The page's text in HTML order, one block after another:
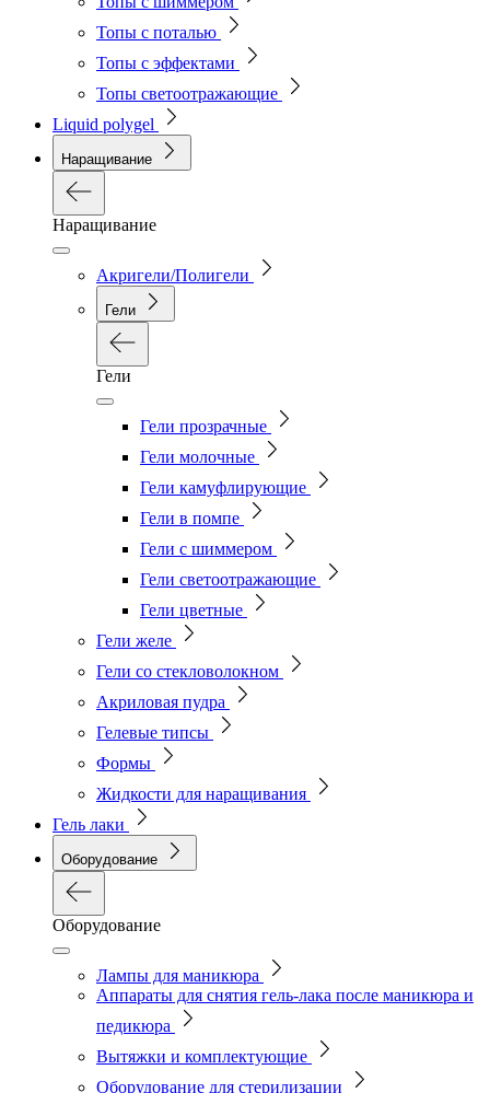
Топы с поталью
Топы с эффектами
Топы светоотражающие
Liquid polygel
Наращивание
Наращивание
Акригели/Полигели
Гели
Гели
Гели прозрачные
Гели молочные
Гели камуфлирующие
Гели в помпе
Гели с шиммером
Гели светоотражающие
Гели цветные
Гели желе
Гели со стекловолокном
Акриловая пудра
Гелевые типсы
Формы
Жидкости для наращивания
Гель лаки
Оборудование
Оборудование
Лампы для маникюра
Аппараты для снятия гель-лака после маникюра и
педикюра
Вытяжки и комплектующие
Оборудование для стерилизации